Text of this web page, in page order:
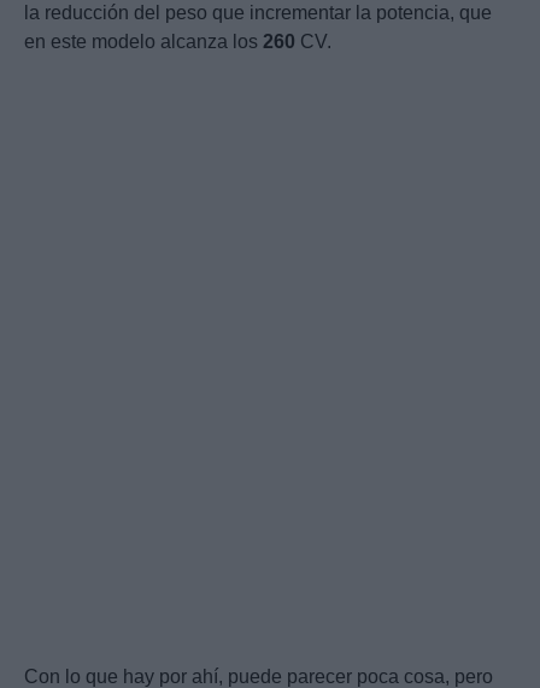
la reducción del peso que incrementar la potencia, que
en este modelo alcanza los 260 CV.
Con lo que hay por ahí, puede parecer poca cosa, pero